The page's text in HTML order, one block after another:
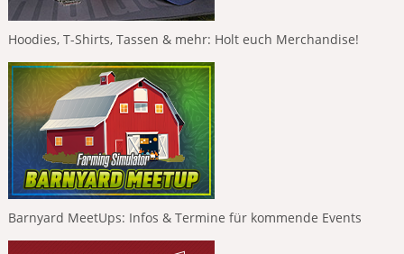
Hoodies, T-Shirts, Tassen & mehr: Holt euch Merchandise!
Barnyard MeetUps: Infos & Termine für kommende Events